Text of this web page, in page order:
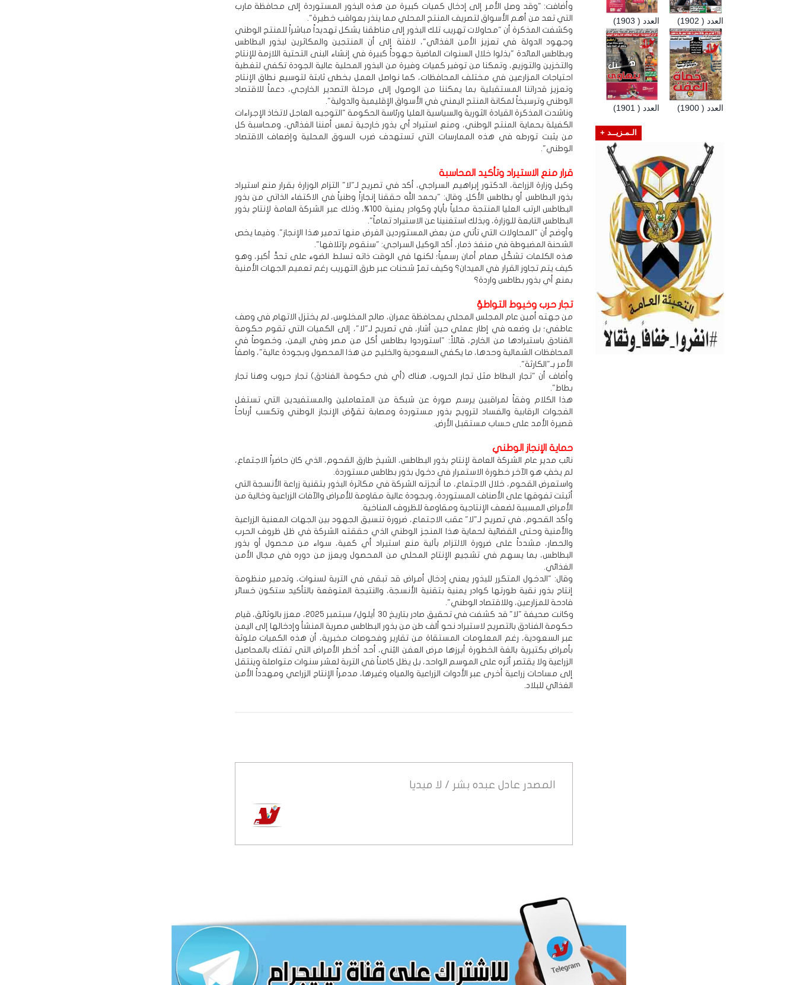
وأضافت: "وقد وصل الأمر إلى إدخال كميات كبيرة من هذه البذور المستوردة إلى محافظة مارب
التي تعد من أهم الأسواق لتصريف المنتج المحلي مما ينذر بعواقب خطيرة".
وكشفت المذكرة أن "محاولات تهريب تلك البذور إلى مناطقنا يشكل تهديداً مباشراً للمنتج الوطني
وجهود الدولة في تعزيز الأمن الغذائي"، لافتة إلى أن المنتجين والمكاثرين لبذور البطاطس
وبطاطس المائدة "بذلوا خلال السنوات الماضية جهوداً كبيرة في إنشاء البنى التحتية اللازمة للإنتاج
والتخزين والتوزيع، وتمكنا من توفير كميات وفيرة من البذور المحلية عالية الجودة تكفي لتغطية
احتياجات المزارعين في مختلف المحافظات، كما نواصل العمل بخطى ثابتة لتوسيع نطاق الإنتاج
وتعزيز قدراتنا المستقبلية بما يمكننا من الوصول إلى مرحلة التصدير الخارجي، دعماً للاقتصاد
الوطني وترسيخاً لمكانة المنتج اليمني في الأسواق الإقليمية والدولية".
وناشدت المذكرة القيادة الثورية والسياسية العليا ورئاسة الحكومة "التوجيه العاجل لاتخاذ الإجراءات
الكفيلة بحماية المنتج الوطني، ومنع استيراد أي بذور خارجية تمس أمننا الغذائي، ومحاسبة كل
من يثبت تورطه في هذه الممارسات التي تستهدف ضرب السوق المحلية وإضعاف الاقتصاد
الوطني".
قرار منع الاستيراد وتأكيد المحاسبة
وكيل وزارة الزراعة، الدكتور إبراهيم السراجي، أكد في تصريح لـ"لا" التزام الوزارة بقرار منع استيراد
بذور البطاطس أو بطاطس الأكل. وقال: "بحمد الله حققنا إنجازاً وطنياً في الاكتفاء الذاتي من بذور
البطاطس الرتب العليا المنتجة محلياً بأيادٍ وكوادر يمنية 100%، وذلك عبر الشركة العامة لإنتاج بذور
البطاطس التابعة للوزارة، وبذلك استغنينا عن الاستيراد تماماً".
وأوضح أن "المحاولات التي تأتي من بعض المستوردين الغرض منها تدمير هذا الإنجاز". وفيما يخص
الشحنة المضبوطة في منفذ ذمار، أكد الوكيل السراجي: "سنقوم بإتلافها".
هذه الكلمات تشكّل صمام أمان رسمياً؛ لكنها في الوقت ذاته تسلط الضوء على تحدٍّ أكبر، وهو
كيف يتم تجاوز القرار في الميدان؟ وكيف تمرّ شحنات عبر طرق التهريب رغم تعميم الجهات الأمنية
بمنع أي بذور بطاطس واردة؟
تجار حرب وخيوط التواطؤ
من جهته أمين عام المجلس المحلي بمحافظة عمران، صالح المخلوس، لم يختزل الاتهام في وصف
عاطفي؛ بل وضعه في إطار عملي حين أشار، في تصريح لـ"لا"، إلى الكميات التي تقوم حكومة
الفنادق باستيرادها من الخارج، قائلاً: "استوردوا بطاطس أكل من مصر وفي اليمن، وخصوصاً في
المحافظات الشمالية وحدها، ما يكفي السعودية والخليج من هذا المحصول وبجودة عالية"، واصفاً
الأمر بـ"الكارثة".
وأضاف أن "تجار البطاط مثل تجار الحروب، هناك (أي في حكومة الفنادق) تجار حروب وهنا تجار
بطاط".
هذا الكلام وفقاً لمراقبين يرسم صورة عن شبكة من المتعاملين والمستفيدين التي تستغل
الفجوات الرقابية والفساد لترويج بذور مستوردة ومصابة تقوّض الإنجاز الوطني وتكسب أرباحاً
قصيرة الأمد على حساب مستقبل الأرض.
حماية الإنجاز الوطني
نائب مدير عام الشركة العامة لإنتاج بذور البطاطس، الشيخ طارق القحوم، الذي كان حاضراً الاجتماع،
لم يخفِ هو الآخر خطورة الاستمرار في دخول بذور بطاطس مستوردة.
واستعرض القحوم، خلال الاجتماع، ما أنجزته الشركة في مكاثرة البذور بتقنية زراعة الأنسجة التي
أثبتت تفوقها على الأصناف المستوردة، وبجودة عالية مقاومة للأمراض والآفات الزراعية وخالية من
الأمراض المسببة لضعف الإنتاجية ومقاومة للظروف المناخية.
وأكد القحوم، في تصريح لـ"لا" عقب الاجتماع، ضرورة تنسيق الجهود بين الجهات المعنية الزراعية
والأمنية وحتى القضائية لحماية هذا المنجز الوطني الذي حققته الشركة في ظل ظروف الحرب
والحصار، مشدداً على ضرورة الالتزام بآلية منع استيراد أي كمية، سواء من محصول أو بذور
البطاطس، بما يسهم في تشجيع الإنتاج المحلي من المحصول ويعزز من دوره في مجال الأمن
الغذائي.
وقال: "الدخول المتكرر للبذور يعني إدخال أمراض قد تبقى في التربة لسنوات، وتدمير منظومة
إنتاج بذور نقية طورتها كوادر يمنية بتقنية الأنسجة، والنتيجة المتوقعة بالتأكيد ستكون خسائر
فادحة للمزارعين، وللاقتصاد الوطني".
وكانت صحيفة "لا" قد كشفت في تحقيق صادر بتاريخ 30 أيلول/ سبتمبر 2025، معزز بالوثائق، قيام
حكومة الفنادق بالتصريح لاستيراد نحو ألف طن من بذور البطاطس مصرية المنشأ وإدخالها إلى اليمن
عبر السعودية، رغم المعلومات المستقاة من تقارير وفحوصات مخبرية، أن هذه الكميات ملوثة
بأمراض بكتيرية بالغة الخطورة أبرزها مرض العفن البُني، أحد أخطر الأمراض التي تفتك بالمحاصيل
الزراعية ولا يقتصر أثره على الموسم الواحد، بل يظل كامناً في التربة لعشر سنوات متواصلة وينتقل
إلى مساحات زراعية أخرى عبر الأدوات الزراعية والمياه وغيرها، مدمراً الإنتاج الزراعي ومهدداً الأمن
الغذائي للبلاد.
المصدر عادل عبده بشر / لا ميديا
العدد ( 1903) العدد ( 1902)
العدد ( 1901) العدد ( 1900)
الـمـزيــد +